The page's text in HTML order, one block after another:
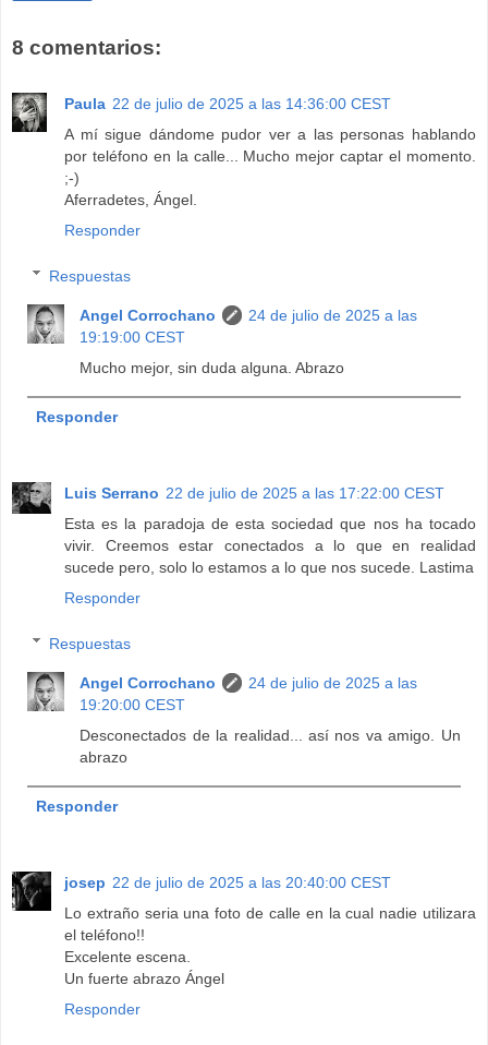
8 comentarios:
Paula 22 de julio de 2025 a las 14:36:00 CEST
A mí sigue dándome pudor ver a las personas hablando
por teléfono en la calle... Mucho mejor captar el momento.
;-)
Aferradetes, Ángel.
Responder
Respuestas
Angel Corrochano
24 de julio de 2025 a las
19:19:00 CEST
Mucho mejor, sin duda alguna. Abrazo
Responder
Luis Serrano 22 de julio de 2025 a las 17:22:00 CEST
Esta es la paradoja de esta sociedad que nos ha tocado
vivir. Creemos estar conectados a lo que en realidad
sucede pero, solo lo estamos a lo que nos sucede. Lastima
Responder
Respuestas
Angel Corrochano
24 de julio de 2025 a las
19:20:00 CEST
Desconectados de la realidad... así nos va amigo. Un
abrazo
Responder
josep 22 de julio de 2025 a las 20:40:00 CEST
Lo extraño seria una foto de calle en la cual nadie utilizara
el teléfono!!
Excelente escena.
Un fuerte abrazo Ángel
Responder